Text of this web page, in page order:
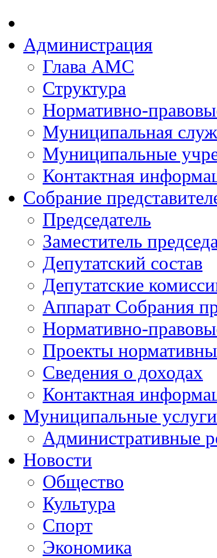
Администрация
Глава АМС
Структура
Нормативно-
Муниципальная
Муниципальные
Контактная
Собрание
Председатель
Заместитель
Депутатский состав
Депутатские
Аппарат Собрания
Нормативно-
Проекты
Сведения о доходах
Контактная
Муниципальные услуги
Административные
Новости
Общество
Культура
Спорт
Экономика